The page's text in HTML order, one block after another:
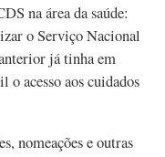
na área da saúde:
o Serviço Nacional
já tinha em
o acesso aos cuidados
nomeações e outras